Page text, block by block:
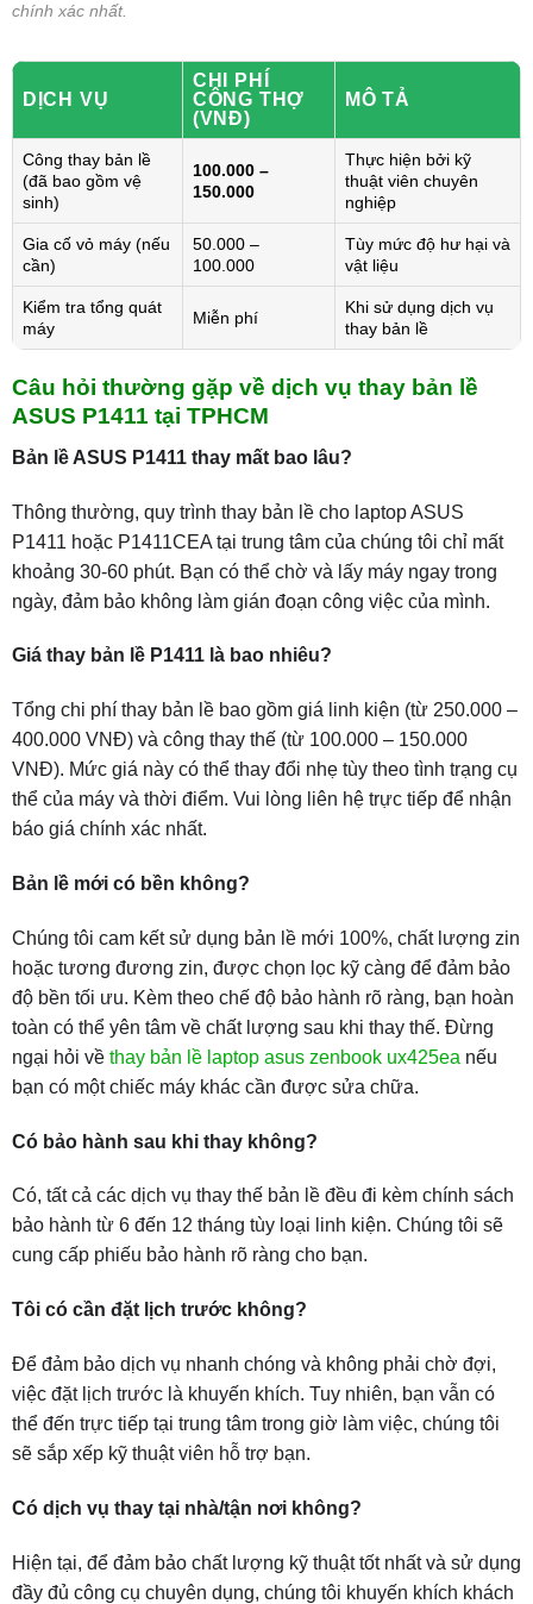
chính xác nhất.
DỊCH VỤ
CHI PHÍ
CÔNG THỢ
(VNĐ)
MÔ TẢ
Công thay bản lề
(đã bao gồm vệ
sinh)
100.000 –
150.000
Thực hiện bởi kỹ
thuật viên chuyên
nghiệp
Gia cố vỏ máy (nếu
cần)
50.000 –
100.000
Tùy mức độ hư hại và
vật liệu
Kiểm tra tổng quát
máy
Miễn phí
Khi sử dụng dịch vụ
thay bản lề
Câu hỏi thường gặp về dịch vụ thay bản lề
ASUS P1411 tại TPHCM
Bản lề ASUS P1411 thay mất bao lâu?
Thông thường, quy trình thay bản lề cho laptop ASUS
P1411 hoặc P1411CEA tại trung tâm của chúng tôi chỉ mất
khoảng 30-60 phút. Bạn có thể chờ và lấy máy ngay trong
ngày, đảm bảo không làm gián đoạn công việc của mình.
Giá thay bản lề P1411 là bao nhiêu?
Tổng chi phí thay bản lề bao gồm giá linh kiện (từ 250.000 –
400.000 VNĐ) và công thay thế (từ 100.000 – 150.000
VNĐ). Mức giá này có thể thay đổi nhẹ tùy theo tình trạng cụ
thể của máy và thời điểm. Vui lòng liên hệ trực tiếp để nhận
báo giá chính xác nhất.
Bản lề mới có bền không?
Chúng tôi cam kết sử dụng bản lề mới 100%, chất lượng zin
hoặc tương đương zin, được chọn lọc kỹ càng để đảm bảo
độ bền tối ưu. Kèm theo chế độ bảo hành rõ ràng, bạn hoàn
toàn có thể yên tâm về chất lượng sau khi thay thế. Đừng
ngại hỏi về thay bản lề laptop asus zenbook ux425ea nếu
bạn có một chiếc máy khác cần được sửa chữa.
Có bảo hành sau khi thay không?
Có, tất cả các dịch vụ thay thế bản lề đều đi kèm chính sách
bảo hành từ 6 đến 12 tháng tùy loại linh kiện. Chúng tôi sẽ
cung cấp phiếu bảo hành rõ ràng cho bạn.
Tôi có cần đặt lịch trước không?
Để đảm bảo dịch vụ nhanh chóng và không phải chờ đợi,
việc đặt lịch trước là khuyến khích. Tuy nhiên, bạn vẫn có
thể đến trực tiếp tại trung tâm trong giờ làm việc, chúng tôi
sẽ sắp xếp kỹ thuật viên hỗ trợ bạn.
Có dịch vụ thay tại nhà/tận nơi không?
Hiện tại, để đảm bảo chất lượng kỹ thuật tốt nhất và sử dụng
đầy đủ công cụ chuyên dụng, chúng tôi khuyến khích khách